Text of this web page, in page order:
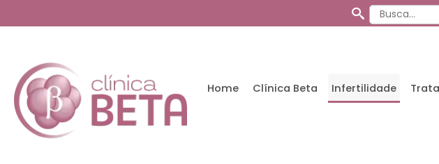
Home Clínica Beta Infertilidade